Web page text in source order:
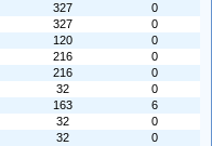
327
0
327
0
120
0
216
0
216
0
32
0
163
6
32
0
32
0